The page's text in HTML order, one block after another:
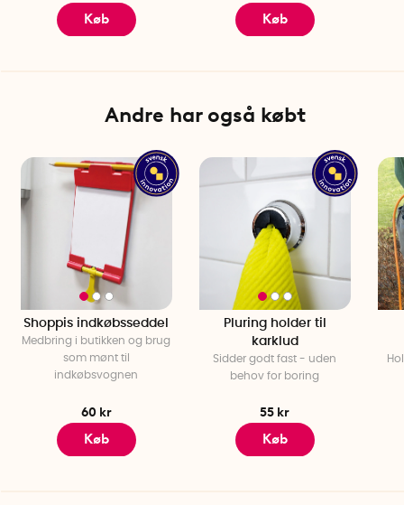
Køb Køb
Andre har også købt
Shoppis indkøbsseddel
Medbring i butikken og brug
som mønt til
indkøbsvognen
60 kr
Køb
Pluring holder til
karklud
Sidder godt fast - uden
behov for boring
55 kr
Køb